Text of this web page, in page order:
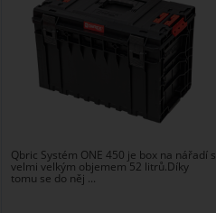
Qbric Systém ONE 450 je box na nářadí s
velmi velkým objemem 52 litrů.Díky
tomu se do něj ...